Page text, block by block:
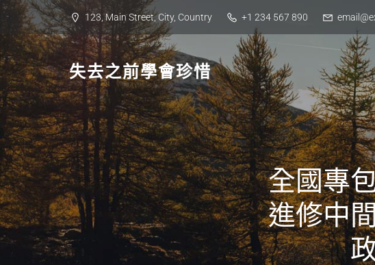
Skip
to
content
123, Main Street, City, Country +1 234 567 890
失去之前學會珍惜
全國專
進修中